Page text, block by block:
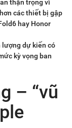
thận trọng vì
các thiết bị gập
hay Honor
lượng dự kiến có
kỳ vọng ban
– “vũ